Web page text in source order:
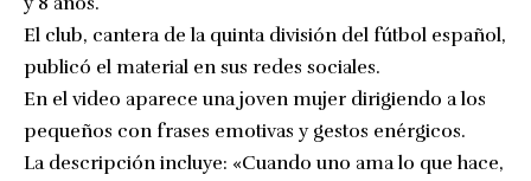
El club, cantera de la quinta división del fútbol español,
publicó el material en sus redes sociales.
En el video aparece una joven mujer dirigiendo a los
pequeños con frases emotivas y gestos enérgicos.
La descripción incluye: «Cuando uno ama lo que hace,